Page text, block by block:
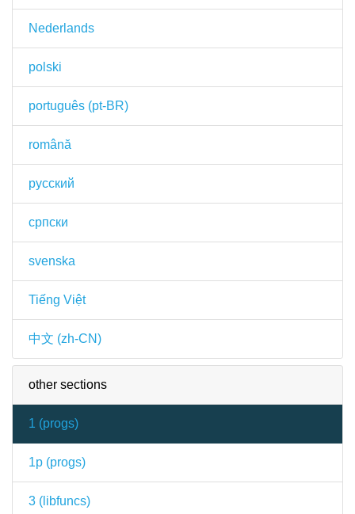
Nederlands
polski
português (pt-BR)
română
русский
српски
svenska
Tiếng Việt
中文 (zh-CN)
other sections
1 (progs)
1p (progs)
3 ( libfuncs)